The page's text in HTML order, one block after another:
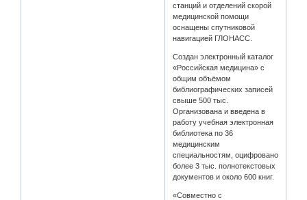
станций и отделений скорой
медицинской помощи
оснащены спутниковой
навигацией ГЛОНАСС.
Создан электронный каталог
«Российская медицина» с
общим объёмом
библиографических записей
свыше 500 тыс.
Организована и введена в
работу учебная электронная
библиотека по 36
медицинским
специальностям, оцифровано
более 3 тыс. полнотекстовых
документов и около 600 книг.
«Совместно с